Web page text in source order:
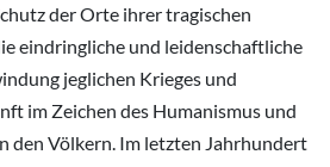
der Orte ihrer tragischen
eindringliche und leidenschaftliche
jeglichen Krieges und
im Zeichen des Humanismus und
den Völkern. Im letzten Jahrhundert